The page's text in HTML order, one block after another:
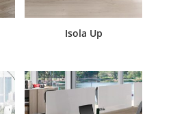
Isola Up